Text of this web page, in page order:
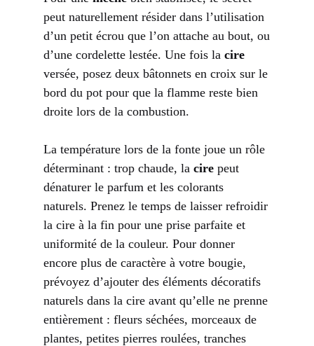
peut naturellement résider dans l’utilisation
d’un petit écrou que l’on attache au bout, ou
d’une cordelette lestée. Une fois lacire
versée, posez deux bâtonnets en croix sur le
bord du pot pour que la flamme reste bien
droite lors de la combustion.
La température lors de la fonte joue un rôle
déterminant : trop chaude, lacire peut
dénaturer le parfum et les colorants
naturels. Prenez le temps de laisser refroidir
la cire à la fin pour une prise parfaite et
uniformité de la couleur. Pour donner
encore plus de caractère à votre bougie,
prévoyez d’ajouter des éléments décoratifs
naturels dans la cire avant qu’elle ne prenne
entièrement : fleurs séchées, morceaux de
plantes, petites pierres roulées, tranches